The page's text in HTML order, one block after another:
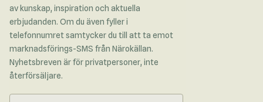
av kunskap, inspiration och aktuella
erbjudanden. Om du även fyller i
telefonnumret samtycker du till att ta emot
marknadsförings-SMS från Närokällan.
Nyhetsbreven är för privatpersoner, inte
återförsäljare.